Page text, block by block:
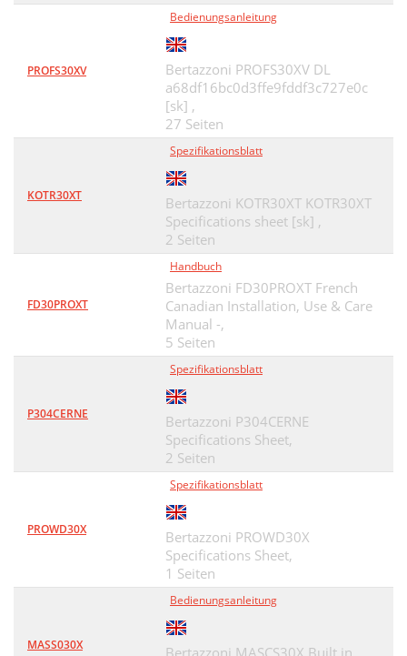
PROFS30XV
Bedienungsanleitung
Bertazzoni PROFS30XV DL
a68df16bc0d3ffe9fddf3c727e0c
[sk] ,
27 Seiten
KOTR30XT
Spezifikationsblatt
Bertazzoni KOTR30XT KOTR30XT
Specifications sheet [sk] ,
2 Seiten
FD30PROXT
Handbuch
Bertazzoni FD30PROXT French
Canadian Installation, Use & Care
Manual -,
5 Seiten
P304CERNE
Spezifikationsblatt
Bertazzoni P304CERNE
Specifications Sheet,
2 Seiten
PROWD30X
Spezifikationsblatt
Bertazzoni PROWD30X
Specifications Sheet,
1 Seiten
MASS030X
Bedienungsanleitung
Bertazzoni MASCS30X Built in